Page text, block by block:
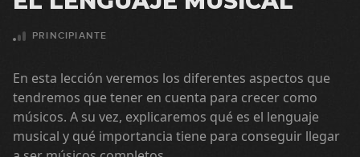
PRINCIPIANTE
En esta lección veremos los diferentes aspectos que
tendremos que tener en cuenta para crecer como
músicos. A su vez, explicaremos qué es el lenguaje
musical y qué importancia tiene para conseguir llegar